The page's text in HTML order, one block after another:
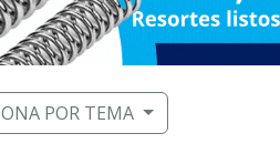
POR TEMA